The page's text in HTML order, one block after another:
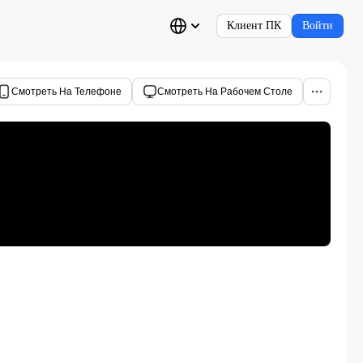
Клиент ПК Войти
Смотреть На Телефоне Смотреть На Рабочем Столе